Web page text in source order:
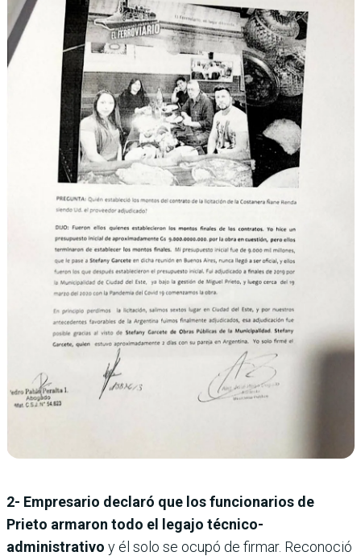
2- Empresario declaró que los funcionarios de
Prieto armaron todo el legajo técnico-
administrativo y él solo se ocupó de firmar. Reconoció